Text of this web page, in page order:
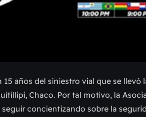
años del siniestro vial que se
Chaco. Por tal motivo, la
concientizando sobre la